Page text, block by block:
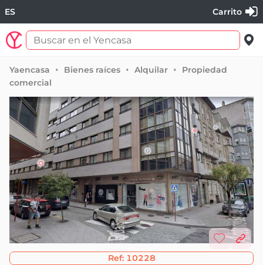
ES Carrito
Yaencasa Bienes raíces Alquilar
Propiedad
comercial
Ref: 10228